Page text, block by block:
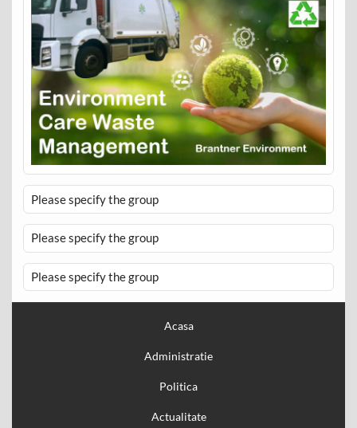
Please specify the group
Please specify the group
Please specify the group
Acasa
Administratie
Politica
Actualitate